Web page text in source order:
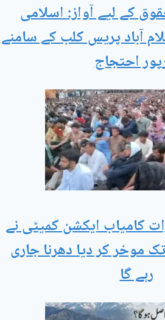
کے لیے آواز: اسلامی
آباد پریس کلب کے سامنے
احتجاج
کامیاب ایکشن کمیٹی نے
تک موخر کر دیا دھرنا جاری
رہے گا